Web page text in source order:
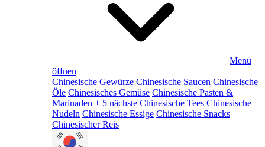
Menü
öffnen
Chinesische Gewürze Chinesische Saucen Chinesische
Öle Chinesisches Gemüse Chinesische Pasten &
Marinaden + 5 nächste Chinesische Tees Chinesische
Nudeln Chinesische Essige Chinesische Snacks
Chinesischer Reis